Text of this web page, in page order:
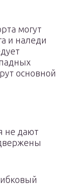
могут
и наледи
основной
не дают